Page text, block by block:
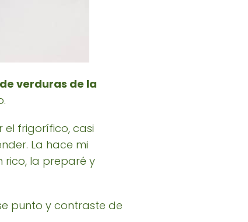
verduras de la
el frigorífico, casi
La hace mi
rico, la preparé y
punto y contraste de